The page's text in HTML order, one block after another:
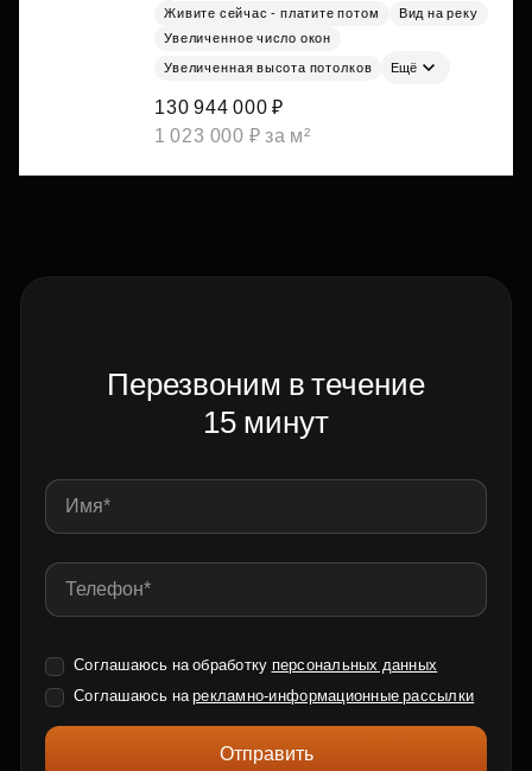
Живите сейчас - платите потом
Вид на реку
Увеличенное число окон
Увеличенная высота потолков Ещё
130 944 000 ₽
1 023 000 ₽ за м²
Перезвоним в течение
15 минут
Соглашаюсь на обработку персональных данных
Соглашаюсь нарекламно-информационные рассылки
Отправить